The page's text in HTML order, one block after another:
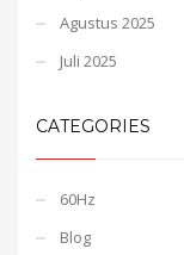
Agustus 2025
Juli 2025
CATEGORIES
60Hz
Blog